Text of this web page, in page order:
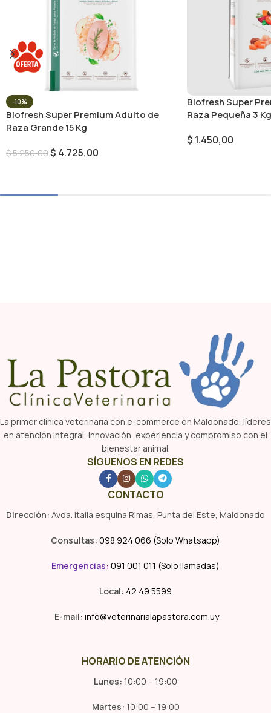
-10%
Biofresh Super Premium Adulto de
Raza Grande 15 Kg
$5.250,00$ 4.725,00
Biofresh Super
Raza Pequeña 3 Kg
$ 1.450,00
La primer clínica veterinaria con e-commerce en Maldonado, líderes
en atención integral, innovación, experiencia y compromiso con el
bienestar animal.
SÍGUENOS EN REDES
CONTACTO
Dirección: Avda. Italia esquina Rimas, Punta del Este, Maldonado
Consultas: 098 924 066 (Solo Whatsapp)
Emergencias: 091 001 011 (Solo llamadas)
Local: 42 49 5599
E-mail: info@veterinarialapastora.com.uy
HORARIO DE ATENCIÓN
Lunes: 10:00 – 19:00
Martes: 10:00 – 19:00